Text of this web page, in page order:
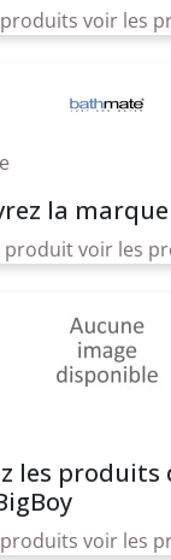
voir les
la
produit voir les
les produits
voir les